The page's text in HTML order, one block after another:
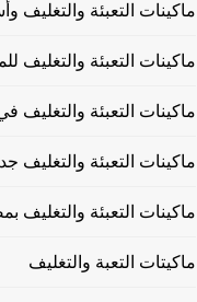
ماكينات التعبئة والتغليف
ماكينات التعبئة والتغليف
ماكينات التعبئة والتغليف
ماكينات التعبئة والتغليف
ماكينات التعبئة والتغليف
ماكيتات التعبة والتغليف